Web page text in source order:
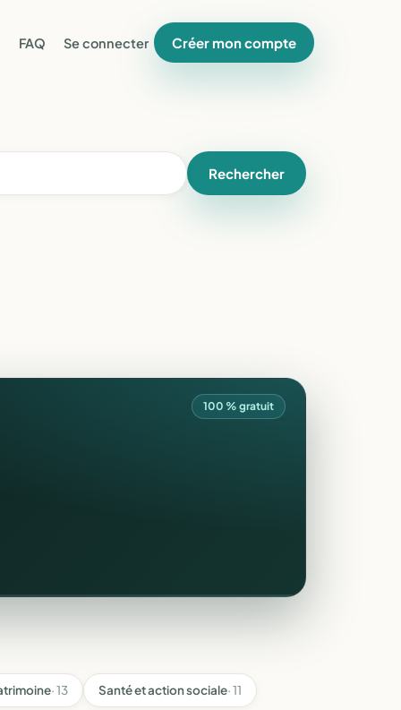
FAQ Se connecter Créer mon compte
Rechercher
100 % gratuit
· 13 Santé et action sociale· 11